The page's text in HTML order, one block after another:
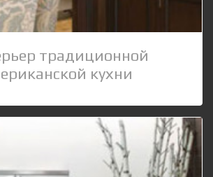
традиционной
кухни